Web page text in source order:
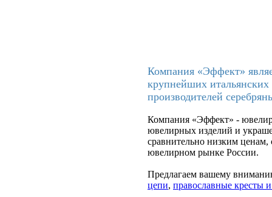
Компания «Эффект»
крупнейших
производителей
Компания «Эффект» -
ювелирных изделий и
сравнительно низким
ювелирном рынке России.
Предлагаем вашему
цепи, православные кресты